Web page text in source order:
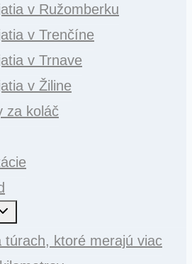
v Ružomberku
v Trenčíne
v Trnave
v Žiline
za koláč
túrach, ktoré merajú viac